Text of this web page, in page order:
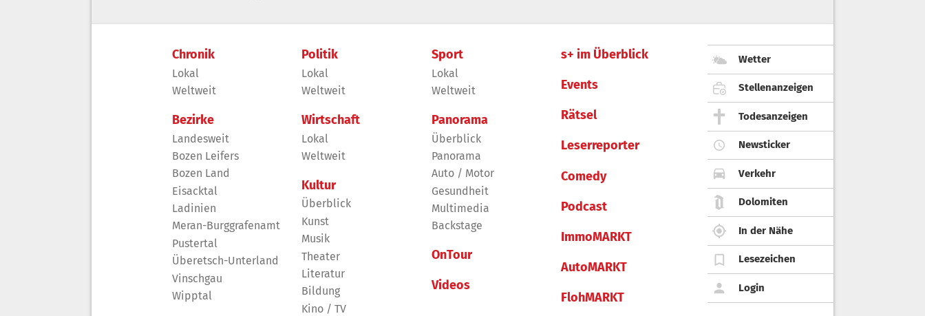
Chronik
Lokal
Weltweit
Bezirke
Landesweit
Bozen Leifers
Bozen Land
Eisacktal
Ladinien
Meran-Burggrafenamt
Pustertal
Überetsch-Unterland
Vinschgau
Wipptal
Politik
Lokal
Weltweit
Wirtschaft
Lokal
Weltweit
Kultur
Überblick
Kunst
Musik
Theater
Literatur
Bildung
Kino / TV
Sport
Lokal
Weltweit
Panorama
Überblick
Panorama
Auto / Motor
Gesundheit
Multimedia
Backstage
OnTour
Videos
s+ im Überblick
Events
Rätsel
Leserreporter
Comedy
Podcast
ImmoMARKT
AutoMARKT
FlohMARKT
Wetter
Stellenanzeigen
Todesanzeigen
Newsticker
Verkehr
Dolomiten
In der Nähe
Lesezeichen
Login